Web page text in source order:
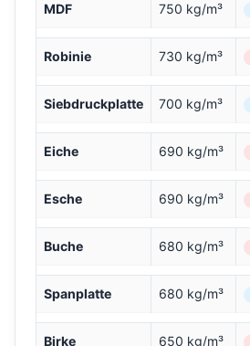
MDF 750 kg/m³
Robinie 730 kg/m³
Siebdruckplatte 700 kg/m³
Eiche 690 kg/m³
Esche 690 kg/m³
Buche 680 kg/m³
Spanplatte 680 kg/m³
Birke 650 kg/m³